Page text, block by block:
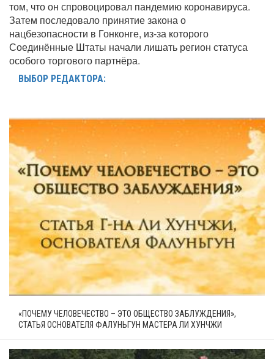
том, что он спровоцировал пандемию коронавируса.
Затем последовало принятие закона о
нацбезопасности в Гонконге, из-за которого
Соединённые Штаты начали лишать регион статуса
особого торгового партнёра.
ВЫБОР РЕДАКТОРА:
«ПОЧЕМУ ЧЕЛОВЕЧЕСТВО – ЭТО ОБЩЕСТВО ЗАБЛУЖДЕНИЯ»,
СТАТЬЯ ОСНОВАТЕЛЯ ФАЛУНЬГУН МАСТЕРА ЛИ ХУНЧЖИ